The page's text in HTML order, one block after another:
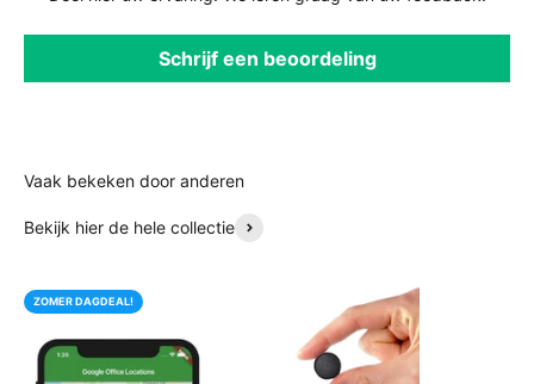
Schrijf een beoordeling
Bekijk hier de hele collectie
ZOMER DAGDEAL!